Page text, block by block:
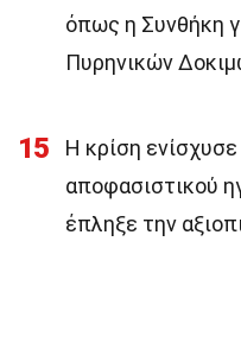
όπως η Συνθήκη
Πυρηνικών
15
Η κρίση
αποφασιστικού
έπληξε την